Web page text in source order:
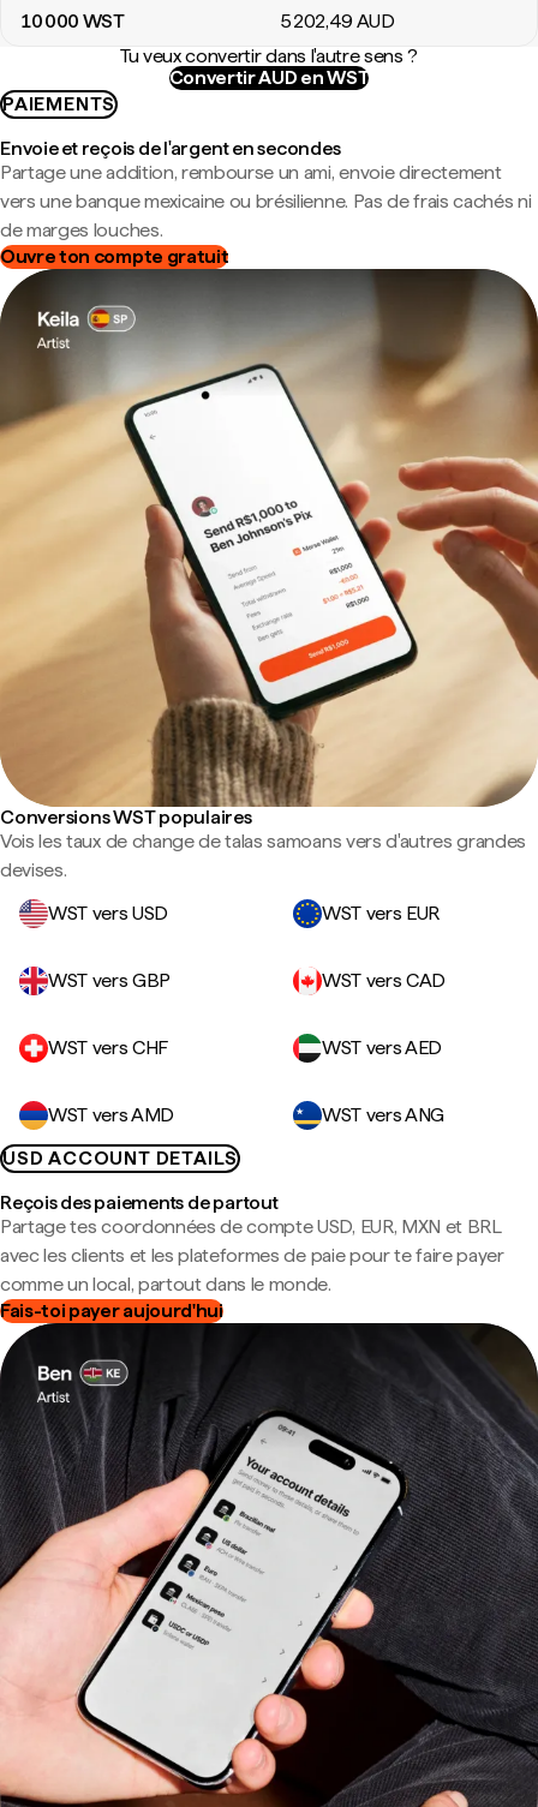
10 000 WST 5 202,49 AUD
Tu veux convertir dans l'autre sens ?
Convertir AUD en WST
PAIEMENTS
Envoie et reçois de l'argent en secondes
Partage une addition, rembourse un ami, envoie directement
vers une banque mexicaine ou brésilienne. Pas de frais cachés ni
de marges louches.
Ouvre ton compte gratuit
Conversions WST populaires
Vois les taux de change de talas samoans vers d'autres grandes
devises.
WST vers USD
WST vers EUR
WST vers GBP WST vers CAD
WST vers CHF WST vers AED
WST vers AMD
WST vers ANG
USD ACCOUNT DETAILS
Reçois des paiements de partout
Partage tes coordonnées de compte USD, EUR, MXN et BRL
avec les clients et les plateformes de paie pour te faire payer
comme un local, partout dans le monde.
Fais-toi payer aujourd'hui